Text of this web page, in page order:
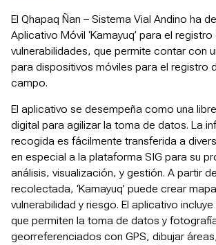
El Qhapaq Ñan – Sistema Vial Andino ha
Aplicativo Móvil ‘Kamayuq’ para el
vulnerabilidades, que permite contar con
para dispositivos móviles para el registro
campo.
El aplicativo se desempeña como una
digital para agilizar la toma de datos. La
recogida es fácilmente transferida a
en especial a la plataforma SIG para su
análisis, visualización, y gestión. A partir
recolectada, ‘Kamayuq’ puede crear
vulnerabilidad y riesgo. El aplicativo
que permiten la toma de datos y
georreferenciados con GPS, dibujar